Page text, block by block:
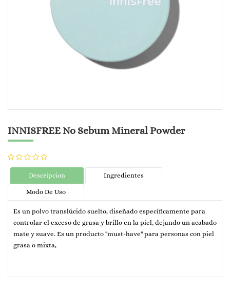
INNISFREE No Sebum Mineral Powder
Descripcion Ingredientes
Modo De Uso
Es un polvo translúcido suelto, diseñado específicamente para
controlar el exceso de grasa y brillo en la piel, dejando un acabado
mate y suave. Es un producto "must-have" para personas con piel
grasa o mixta,